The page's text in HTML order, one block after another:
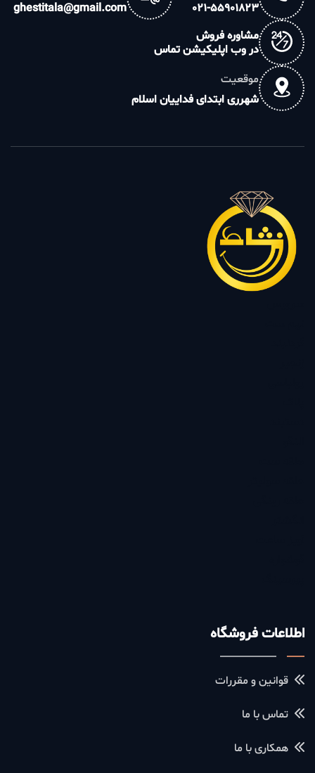
021-55901823
ghestitala@gmail.com
مشاوره فروش
در وب اپلیکیشن تماس
موقعیت
شهرری ابتدای فداییان اسلام
اطلاعات فروشگاه
قوانین و مقررات
تماس با ما
همکاری با ما